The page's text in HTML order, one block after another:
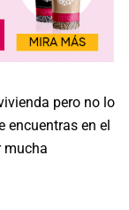
pero no lo
encuentras en el
mucha